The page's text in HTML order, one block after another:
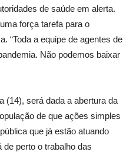
de saúde em alerta.
força tarefa para o
“Toda a equipe de agentes de
Não podemos baixar
(14), será dada a abertura da
de que ações simples
que já estão atuando
perto o trabalho das